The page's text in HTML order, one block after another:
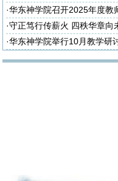
次集体学习
·华东神学院召开2025年度教
·守正笃行传薪火 四秩华章
周年暨神学教育中国化研讨会
·华东神学院举行10月教学研